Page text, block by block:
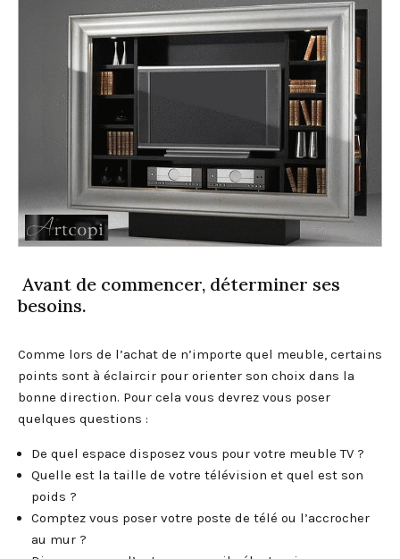
Avant de commencer, déterminer ses
besoins.
Comme lors de l’achat de n’importe quel meuble, certains
points sont à éclaircir pour orienter son choix dans la
bonne direction. Pour cela vous devrez vous poser
quelques questions :
De quel espace disposez vous pour votre meuble TV ?
Quelle est la taille de votre télévision et quel est son
poids ?
Comptez vous poser votre poste de télé ou l’accrocher
au mur ?